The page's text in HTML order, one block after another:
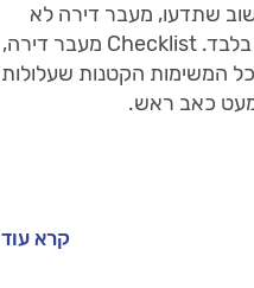
שתדעו, מעבר דירה לא
מסתכם בהובלה בלבד. Checklist מעבר דירה,
המשימות הקטנות שעלולות
כאב ראש.
קרא עוד